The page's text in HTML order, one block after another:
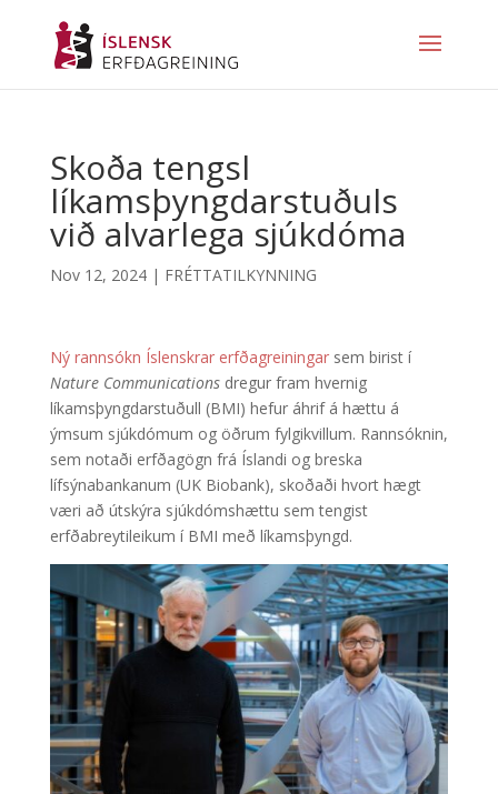
Skoða tengsl
líkamsþyngdarstuðuls
við alvarlega sjúkdóma
Nov 12, 2024| FRÉTTATILKYNNING
Ný rannsókn Íslenskrar erfðagreiningar sem birist í
Nature Communicationsdregur fram hvernig
líkamsþyngdarstuðull (BMI) hefur áhrif á hættu á
ýmsum sjúkdómum og öðrum fylgikvillum. Rannsóknin,
sem notaði erfðagögn frá Íslandi og breska
lífsýnabankanum (UK Biobank), skoðaði hvort hægt
væri að útskýra sjúkdómshættu sem tengist
erfðabreytileikum í BMI með líkamsþyngd.